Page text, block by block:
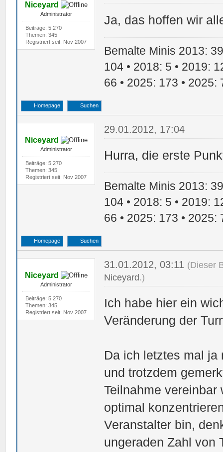
Niceyard
Administrator
Beiträge: 5.270
Themen: 345
Registriert seit: Nov 2007
Ja, das hoffen wir
Bemalte Minis 2013:
104 • 2018: 5 • 2019:
66 • 2025: 173 • 2025:
Homepage Suchen
Niceyard
Administrator
Beiträge: 5.270
Themen: 345
Registriert seit: Nov 2007
29.01.2012, 17:04
Hurra, die erste
Bemalte Minis 2013:
104 • 2018: 5 • 2019:
66 • 2025: 173 • 2025:
Homepage Suchen
Niceyard
Administrator
Beiträge: 5.270
Themen: 345
Registriert seit: Nov 2007
31.01.2012, 03:11 (Dieser
Niceyard.)
Ich habe hier ein
Veränderung der
Da ich letztes mal ja
und trotzdem
Teilnahme
optimal
Veranstalter bin,
ungeraden Zahl von